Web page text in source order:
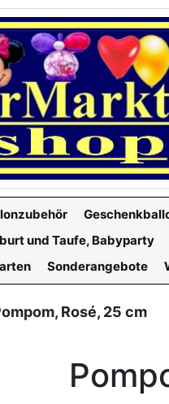
und Taufe, Babyparty
Sonderangebote
Rosé, 25 cm